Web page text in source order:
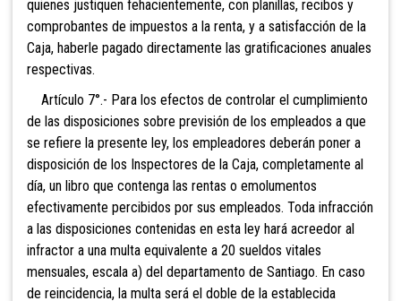
quienes justiquen fehacientemente, con planillas, recibos y
comprobantes de impuestos a la renta, y a satisfacción de la
Caja, haberle pagado directamente las gratificaciones anuales
respectivas.
Artículo 7°.- Para los efectos de controlar el cumplimiento
de las disposiciones sobre previsión de los empleados a que
se refiere la presente ley, los empleadores deberán poner a
disposición de los Inspectores de la Caja, completamente al
día, un libro que contenga las rentas o emolumentos
efectivamente percibidos por sus empleados. Toda infracción
a las disposiciones contenidas en esta ley hará acreedor al
infractor a una multa equivalente a 20 sueldos vitales
mensuales, escala a) del departamento de Santiago. En caso
de reincidencia, la multa será el doble de la establecida